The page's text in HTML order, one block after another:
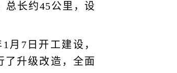
总长约45公里，设
月7日开工建设，
升级改造，全面